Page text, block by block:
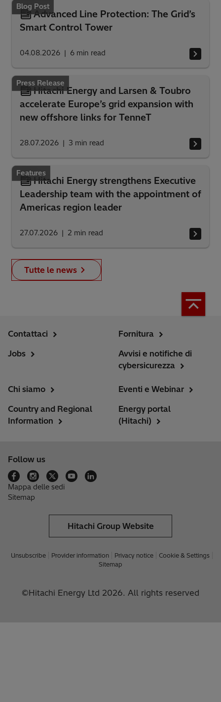
Blog Post
Advanced Line Protection: The Grid’s
Smart Control Tower
04.08.2026 6 min read
Press Release
Hitachi Energy and Larsen & Toubro
accelerate Europe’s grid expansion with
new offshore links for TenneT
28.07.2026 3 min read
Features
Hitachi Energy strengthens Executive
Leadership team with the appointment of
Americas region leader
27.07.2026 2 min read
Tutte le news
Contattaci
Jobs
Fornitura
Avvisi e notifiche di
cybersicurezza
Chi siamo
Country and Regional
Information
Eventi e Webinar
Energy portal
(Hitachi)
Follow us
Mappa delle sedi
Sitemap
Hitachi Group Website
Unsubscribe Provider information Privacy notice
Cookie & Settings
Sitemap
©Hitachi Energy Ltd 2026. All rights reserved